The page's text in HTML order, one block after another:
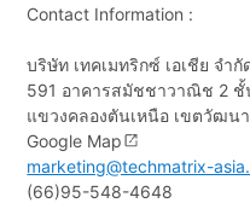
Contact Information :
บริษัท เทคเมทริกซ์ เอเชีย จำกั
591 อาคารสมัชชาวาณิช 2
แขวงคลองตันเหนือ เขตวัฒน
Google Map
marketing@techmatrix-
(66)95-548-4648